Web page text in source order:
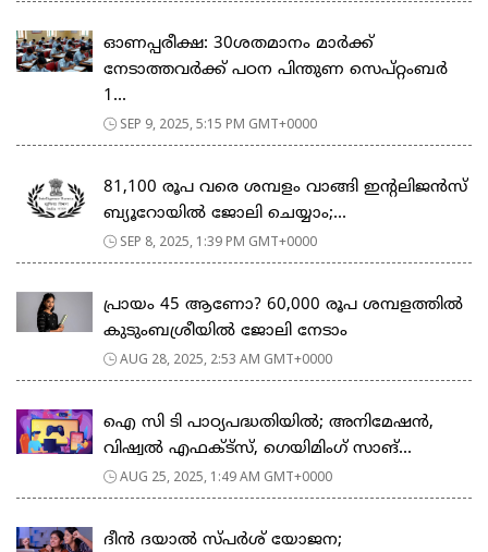
ഓണപ്പരീക്ഷ: 30ശതമാനം മാർക്ക്
നേടാത്തവർക്ക് പഠന പിന്തുണ സെപ്റ്റംബർ
1...
SEP 9, 2025, 5:15 PM GMT+0000
81,100 രൂപ വരെ ശമ്പളം വാങ്ങി ഇന്റലിജന്‍സ്
ബ്യൂറോയില്‍ ജോലി ചെയ്യാം;...
SEP 8, 2025, 1:39 PM GMT+0000
പ്രായം 45 ആണോ? 60,000 രൂപ ശമ്പളത്തിൽ
കുടുംബശ്രീയില്‍ ജോലി നേടാം
AUG 28, 2025, 2:53 AM GMT+0000
ഐ സി ടി പാഠ്യപദ്ധതിയില്‍; അനിമേഷൻ,
വിഷ്വൽ എഫക്ട്‌സ്, ഗെയിമിംഗ് സാങ്...
AUG 25, 2025, 1:49 AM GMT+0000
ദീൻ ദയാൽ സ്പർശ് യോജന;